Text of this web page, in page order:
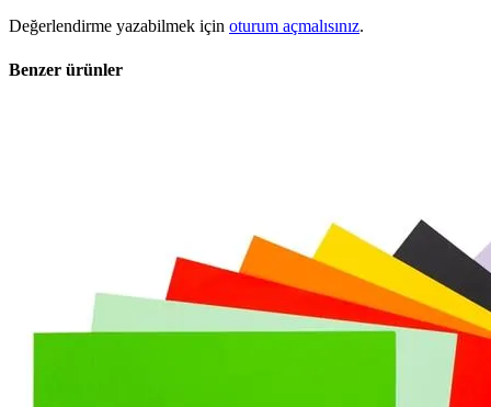
Değerlendirme yazabilmek için oturum açmalısınız.
Benzer ürünler